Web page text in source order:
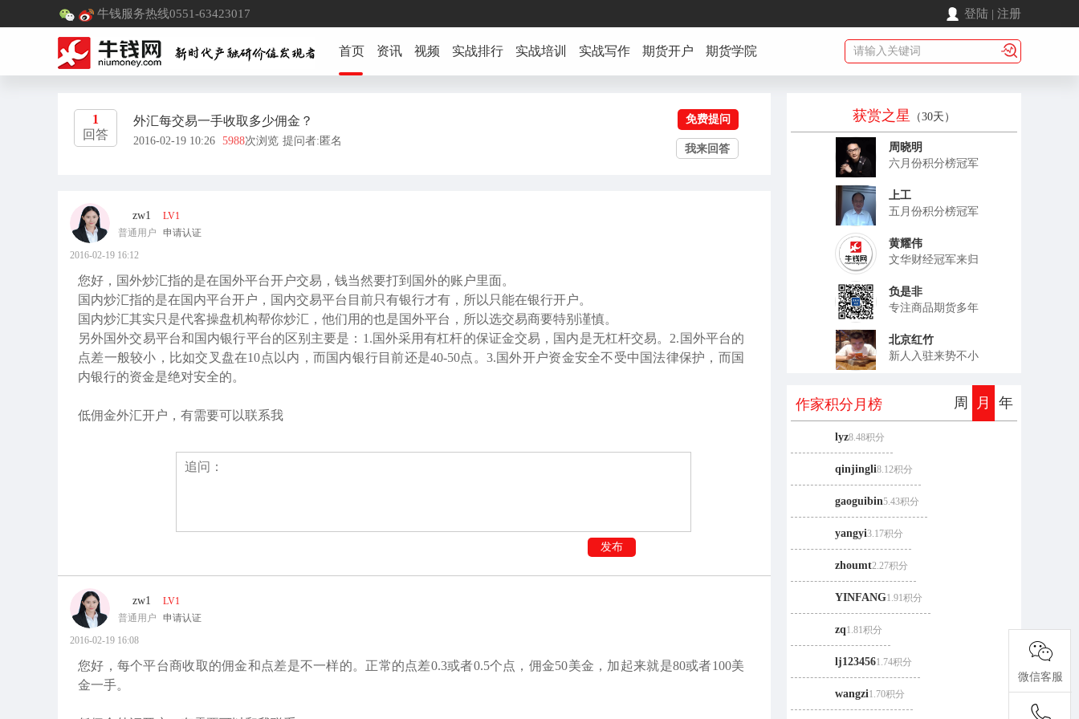
牛钱服务热线0551-63423017 登陆 | 注册
首页 资讯 视频 实战排行 实战培训 实战写作 期货开户 期货学院
1
回答
外汇每交易一手收取多少佣金？
2016-02-19 10:26 5988次浏览 提问者:匿名
免费提问
我来回答
zw1
LV1
普通用户
申请认证
2016-02-19 16:12
您好，国外炒汇指的是在国外平台开户交易，钱当然要打到国外的账户里面。
国内炒汇指的是在国内平台开户，国内交易平台目前只有银行才有，所以只能在银行开户。
国内炒汇其实只是代客操盘机构帮你炒汇，他们用的也是国外平台，所以选交易商要特别谨慎。
另外国外交易平台和国内银行平台的区别主要是：1.国外采用有杠杆的保证金交易，国内是无杠杆交易。2.国外平台的
点差一般较小，比如交叉盘在10点以内，而国内银行目前还是40-50点。3.国外开户资金安全不受中国法律保护，而国
内银行的资金是绝对安全的。
低佣金外汇开户，有需要可以联系我
发布
zw1
LV1
普通用户
申请认证
2016-02-19 16:08
您好，每个平台商收取的佣金和点差是不一样的。正常的点差0.3或者0.5个点，佣金50美金，加起来就是80或者100美
金一手。
获赏之星 （30天）
周晓明
六月份积分榜冠军
上工
五月份积分榜冠军
黄耀伟
文华财经冠军来归
负是非
专注商品期货多年
北京红竹
新人入驻来势不小
作家积分 月 榜 周 月 年
lyz8.48积分
qinjingli8.12积分
gaoguibin5.43积分
yangyi3.17积分
zhoumt2.27积分
YINFANG1.91积分
zq1.81积分
lj1234561.74积分
wangzi1.70积分
微信客服